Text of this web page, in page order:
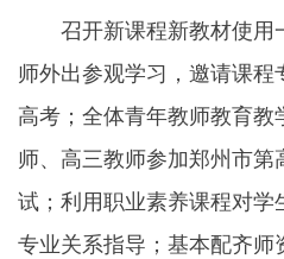
召开新课程新教材使用
师外出参观学习，邀请课
高考；全体青年教师教育
师、高三教师参加郑州市第
试；利用职业素养课程对学
专业关系指导；基本配齐师